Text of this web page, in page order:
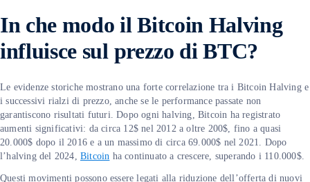
In che modo il Bitcoin Halving
influisce sul prezzo di BTC?
Le evidenze storiche mostrano una forte correlazione tra i Bitcoin Halving e
i successivi rialzi di prezzo, anche se le performance passate non
garantiscono risultati futuri. Dopo ogni halving, Bitcoin ha registrato
aumenti significativi: da circa 12$ nel 2012 a oltre 200$, fino a quasi
20.000$ dopo il 2016 e a un massimo di circa 69.000$ nel 2021. Dopo
l’halving del 2024, Bitcoin ha continuato a crescere, superando i 110.000$.
Questi movimenti possono essere legati alla riduzione dell’offerta di nuovi